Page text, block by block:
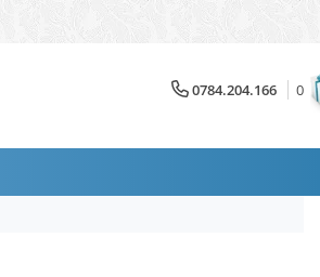
0784.204.166 0